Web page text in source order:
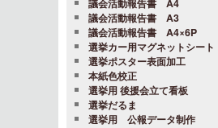
議会活動報告書 A4
議会活動報告書 A3
議会活動報告書 A4×6P
選挙カー用マグネットシート
選挙ポスター表面加工
本紙色校正
選挙用 後援会立て看板
選挙だるま
選挙用 公報データ制作